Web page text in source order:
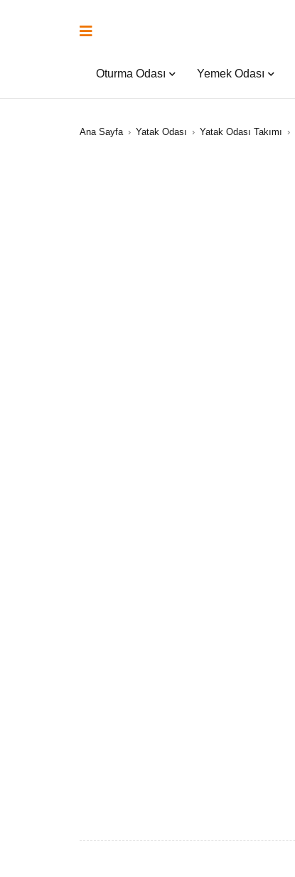
Oturma Odası Yemek Odası
Ana Sayfa › Yatak Odası › Yatak Odası Takımı ›